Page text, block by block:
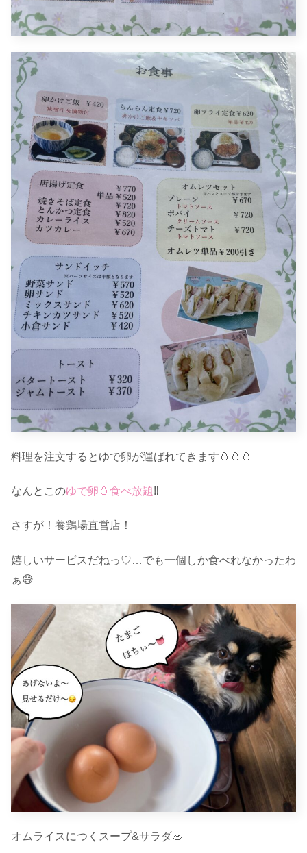
料理を注文するとゆで卵が運ばれてきます🥚🥚🥚
なんとこのゆで卵🥚食べ放題‼︎
さすが！養鶏場直営店！
嬉しいサービスだねっ♡…でも一個しか食べれなかったわ
ぁ😅
オムライスにつくスープ&サラダ🥗